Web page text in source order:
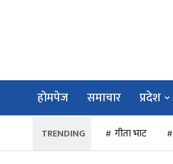
होमपेज समाचार प्रदेश
गीता भाट